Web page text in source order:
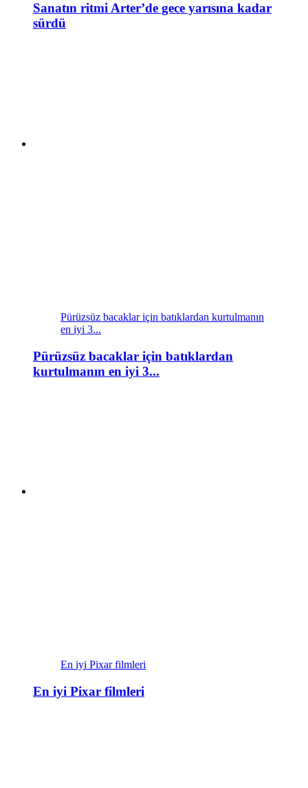
Sanatın ritmi Arter’de gece yarısına kadar
sürdü
Pürüzsüz bacaklar için batıklardan kurtulmanın
en iyi 3...
Pürüzsüz bacaklar için batıklardan
kurtulmanın en iyi 3...
En iyi Pixar filmleri
En iyi Pixar filmleri